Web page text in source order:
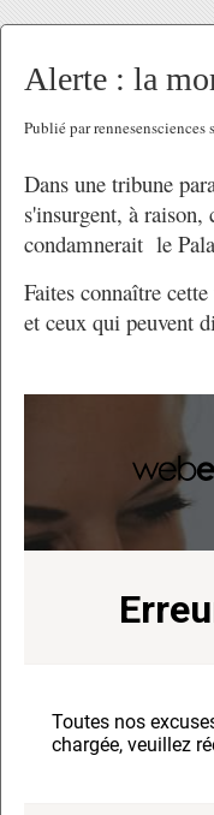
Alerte : la
Publié par
Dans une tribune
s'insurgent, à
condamnerait le
Faites connaître
et ceux qui peuvent